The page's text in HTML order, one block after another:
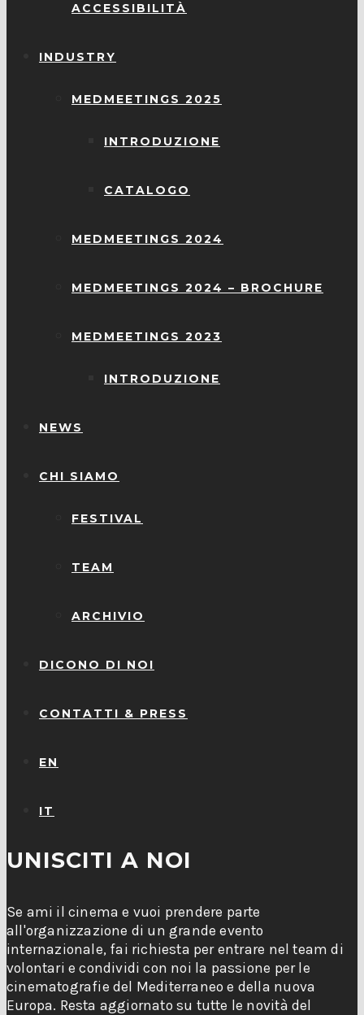
ACCESSIBILITÀ
INDUSTRY
MEDMEETINGS 2025
INTRODUZIONE
CATALOGO
MEDMEETINGS 2024
MEDMEETINGS 2024 – BROCHURE
MEDMEETINGS 2023
INTRODUZIONE
NEWS
CHI SIAMO
FESTIVAL
TEAM
ARCHIVIO
DICONO DI NOI
CONTATTI & PRESS
EN
IT
UNISCITI A NOI
Se ami il cinema e vuoi prendere parte
all'organizzazione di un grande evento
internazionale, fai richiesta per entrare nel team di
volontari e condividi con noi la passione per le
cinematografie del Mediterraneo e della nuova
Europa. Resta aggiornato su tutte le novità del